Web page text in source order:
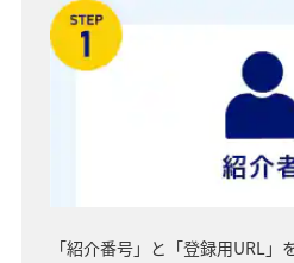
「紹介番号」と「登録用URL」